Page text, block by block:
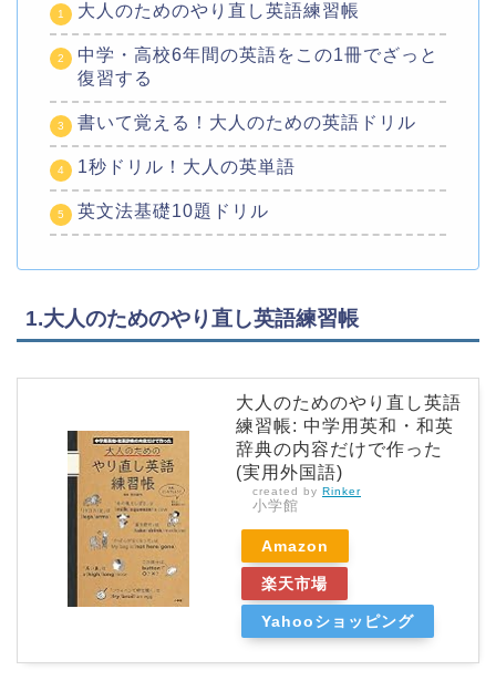
大人のためのやり直し英語練習帳
中学・高校6年間の英語をこの1冊でざっと
復習する
書いて覚える！大人のための英語ドリル
1秒ドリル！大人の英単語
英文法基礎10題ドリル
1.​​大人のためのやり直し英語練習帳
大人のためのやり直し英語
練習帳: 中学用英和・和英
辞典の内容だけで作った
(実用外国語)
created by Rinker
小学館
Amazon
楽天市場
Yahooショッピング